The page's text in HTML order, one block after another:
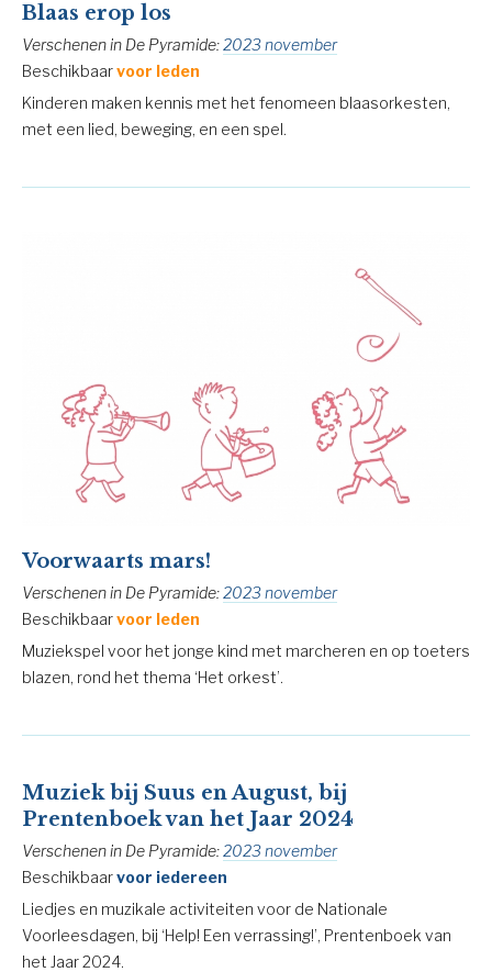
Blaas erop los
Verschenen in De Pyramide:2023 november
Beschikbaarvoor leden
Kinderen maken kennis met het fenomeen blaasorkesten,
met een lied, beweging, en een spel.
Voorwaarts mars!
Verschenen in De Pyramide:2023 november
Beschikbaarvoor leden
Muziekspel voor het jonge kind met marcheren en op toeters
blazen, rond het thema ‘Het orkest’.
Muziek bij Suus en August, bij
Prentenboek van het Jaar 2024
Verschenen in De Pyramide:2023 november
Beschikbaarvoor iedereen
Liedjes en muzikale activiteiten voor de Nationale
Voorleesdagen, bij ‘Help! Een verrassing!’, Prentenboek van
het Jaar 2024.